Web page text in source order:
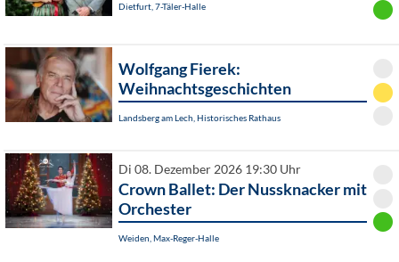
Dietfurt, 7-Täler-Halle
Wolfgang Fierek:
Weihnachtsgeschichten
Landsberg am Lech, Historisches Rathaus
Di 08. Dezember 2026 19:30 Uhr
Crown Ballet: Der Nussknacker mit
Orchester
Weiden, Max-Reger-Halle